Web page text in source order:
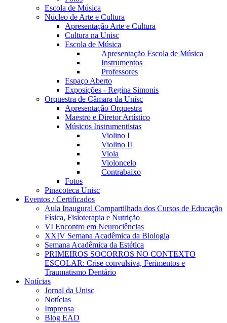
Escola de Música
Núcleo de Arte e Cultura
Apresentação Arte e Cultura
Cultura na Unisc
Escola de Música
Apresentação Escola de Música
Instrumentos
Professores
Espaço Aberto
Exposições - Regina Simonis
Orquestra de Câmara da Unisc
Apresentação Orquestra
Maestro e Diretor Artístico
Músicos Instrumentistas
Violino I
Violino II
Viola
Violoncelo
Contrabaixo
Fotos
Pinacoteca Unisc
Eventos / Certificados
Aula Inaugural Compartilhada dos Cursos de Educação
Física, Fisioterapia e Nutrição
VI Encontro em Neurociências
XXIV Semana Acadêmica da Biologia
Semana Acadêmica da Estética
PRIMEIROS SOCORROS NO CONTEXTO
ESCOLAR: Crise convulsiva, Ferimentos e
Traumatismo Dentário
Notícias
Jornal da Unisc
Notícias
Imprensa
Blog EAD